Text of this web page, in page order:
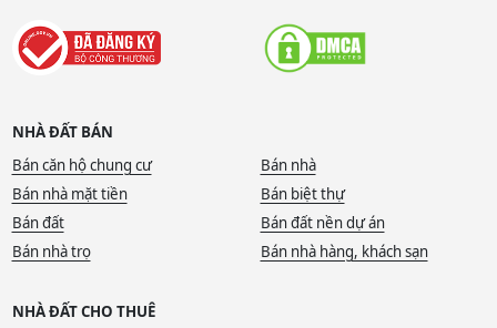
NHÀ ĐẤT BÁN
Bán căn hộ chung cư
Bán nhà
Bán nhà mặt tiền
Bán biệt thự
Bán đất
Bán đất nền dự án
Bán nhà trọ
Bán nhà hàng, khách sạn
NHÀ ĐẤT CHO THUÊ